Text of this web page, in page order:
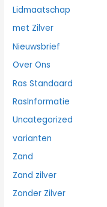
Lidmaatschap
met Zilver
Nieuwsbrief
Over Ons
Ras Standaard
RasInformatie
Uncategorized
varianten
Zand
Zand zilver
Zonder Zilver